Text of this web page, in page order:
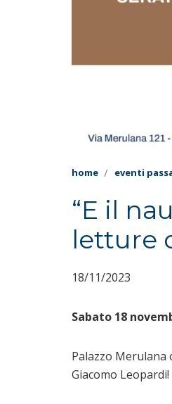
home eventi
“E il
letture
18/11/2023
Sabato 18
Palazzo Merulana
Giacomo Leopardi!